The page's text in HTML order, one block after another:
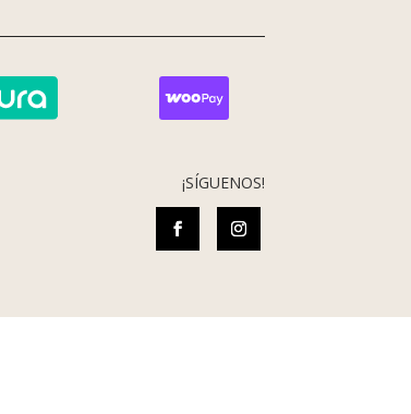
¡SÍGUENOS!